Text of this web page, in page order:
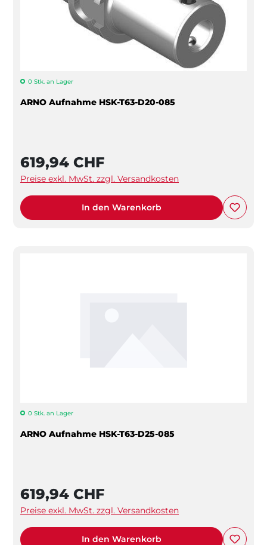
0 Stk. an Lager
ARNO Aufnahme HSK-T63-D20-085
619,94 CHF
Preise exkl. MwSt. zzgl. Versandkosten
In den Warenkorb
0 Stk. an Lager
ARNO Aufnahme HSK-T63-D25-085
619,94 CHF
Preise exkl. MwSt. zzgl. Versandkosten
In den Warenkorb